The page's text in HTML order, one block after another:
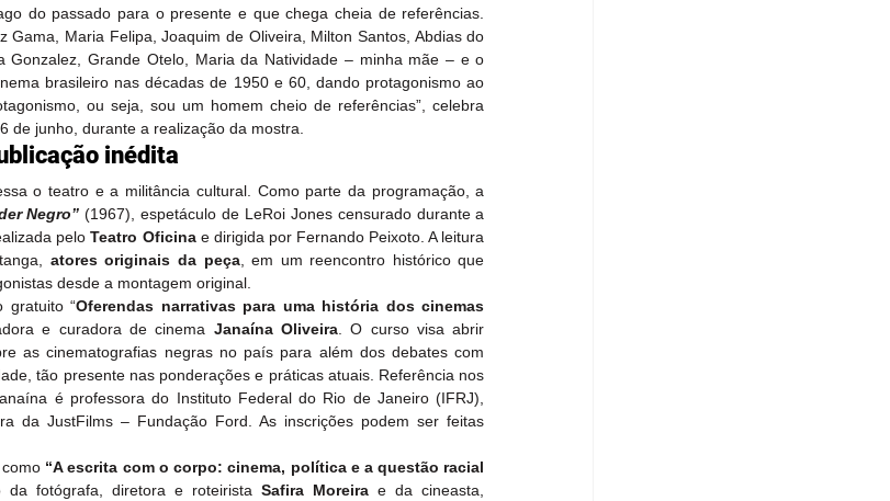
do passado para o presente e que chega cheia de referências.
Gama, Maria Felipa, Joaquim de Oliveira, Milton Santos, Abdias do
Gonzalez, Grande Otelo, Maria da Natividade – minha mãe – e o
brasileiro nas décadas de 1950 e 60, dando protagonismo ao
ou seja, sou um homem cheio de referências”, celebra
de junho, durante a realização da mostra.
inédita
o teatro e a militância cultural. Como parte da programação, a
Negro” (1967), espetáculo de LeRoi Jones censurado durante a
pelo Teatro Oficina e dirigida por Fernando Peixoto. A leitura
atores originais da peça, em um reencontro histórico que
desde a montagem original.
gratuito “Oferendas narrativas para uma história dos cinemas
e curadora de cinema Janaína Oliveira . O curso visa abrir
as cinematografias negras no país para além dos debates com
tão presente nas ponderações e práticas atuais. Referência nos
é professora do Instituto Federal do Rio de Janeiro (IFRJ),
da JustFilms – Fundação Ford. As inscrições podem ser feitas
“A escrita com o corpo: cinema, política e a questão racial
da fotógrafa, diretora e roteirista Safira Moreira e da cineasta,